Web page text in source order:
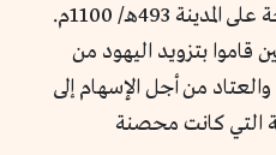
للحصار الذي فرضه الفرنجة على المدينة 493هـ/ 1100م.
قاموا بتزويد اليهود من
من أجل الإسهام إلى
التي كانت محصنة